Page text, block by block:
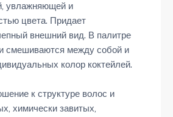
увлажняющей и
цвета. Придает
внешний вид. В палитре
смешиваются между собой и
колор коктейлей.
к структуре волос и
химически завитых,